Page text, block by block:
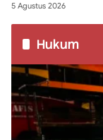
5 Agustus 2026
Hukum